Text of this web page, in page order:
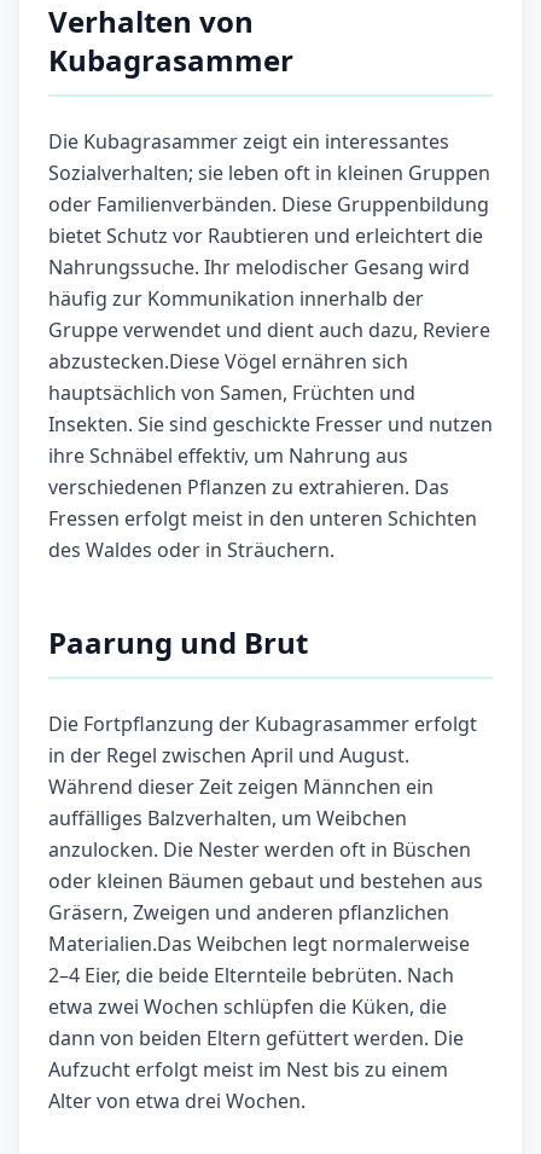
Verhalten von
Kubagrasammer
Die Kubagrasammer zeigt ein interessantes
Sozialverhalten; sie leben oft in kleinen Gruppen
oder Familienverbänden. Diese Gruppenbildung
bietet Schutz vor Raubtieren und erleichtert die
Nahrungssuche. Ihr melodischer Gesang wird
häufig zur Kommunikation innerhalb der
Gruppe verwendet und dient auch dazu, Reviere
abzustecken.Diese Vögel ernähren sich
hauptsächlich von Samen, Früchten und
Insekten. Sie sind geschickte Fresser und nutzen
ihre Schnäbel effektiv, um Nahrung aus
verschiedenen Pflanzen zu extrahieren. Das
Fressen erfolgt meist in den unteren Schichten
des Waldes oder in Sträuchern.
Paarung und Brut
Die Fortpflanzung der Kubagrasammer erfolgt
in der Regel zwischen April und August.
Während dieser Zeit zeigen Männchen ein
auffälliges Balzverhalten, um Weibchen
anzulocken. Die Nester werden oft in Büschen
oder kleinen Bäumen gebaut und bestehen aus
Gräsern, Zweigen und anderen pflanzlichen
Materialien.Das Weibchen legt normalerweise
2–4 Eier, die beide Elternteile bebrüten. Nach
etwa zwei Wochen schlüpfen die Küken, die
dann von beiden Eltern gefüttert werden. Die
Aufzucht erfolgt meist im Nest bis zu einem
Alter von etwa drei Wochen.